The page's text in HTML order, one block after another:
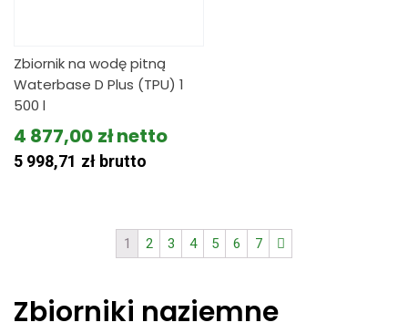
Zbiornik na wodę pitną
Waterbase D Plus (TPU) 1
500 l
4 877,00 zł
5 998,71 zł brutto
1 2 3 4 5 6 7
Zbiorniki naziemne